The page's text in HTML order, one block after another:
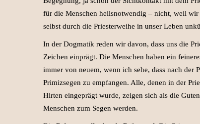
für die Menschen heilsnotwendig – nicht, weil
selbst durch die Priesterweihe in unser Leben
In der Dogmatik reden wir davon, dass uns die
Zeichen einprägt. Die Menschen haben ein
immer von neuem, wenn ich sehe, dass nach der
Primizsegen zu empfangen. Alle, denen in der
Hirten eingeprägt wurde, zeigen sich als die
Menschen zum Segen werden.